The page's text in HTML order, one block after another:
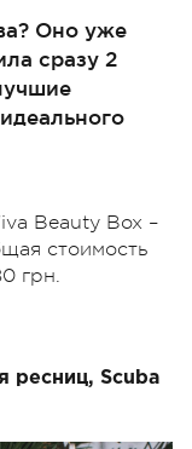
Оно уже
сразу 2
Beauty Box –
стоимость
грн.
ресниц, Scuba